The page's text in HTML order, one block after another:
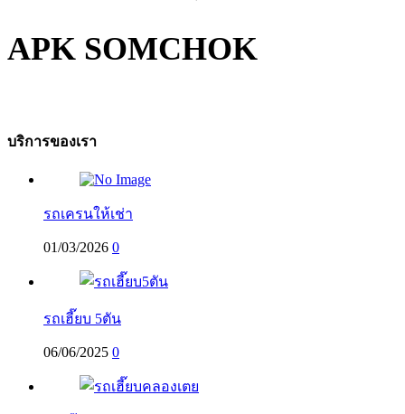
APK SOMCHOK
บริการของเรา
รถเครนให้เช่า
01/03/2026 0
รถเฮี๊ยบ 5ตัน
06/06/2025 0